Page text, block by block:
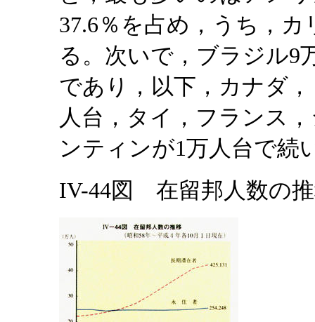
37.6％を占め，うち，
る。次いで，ブラジル9
であり，以下，カナダ
人台，タイ，フランス
ンティンが1万人台で続
IV-44図 在留邦人数の